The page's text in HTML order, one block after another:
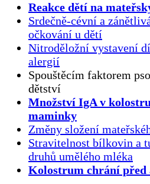
Reakce dětí na
Srdečně-cévní a
očkování u dětí
Nitroděložní vystavení
alergií
Spouštěcím faktorem
dětství
Množství IgA v
maminky
Změny složení
Stravitelnost bílkovin a
druhů umělého mléka
Kolostrum chrání před